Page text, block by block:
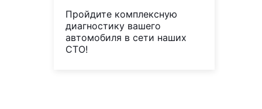
Пройдите комплексную
диагностику вашего
автомобиля в сети наших
СТО!